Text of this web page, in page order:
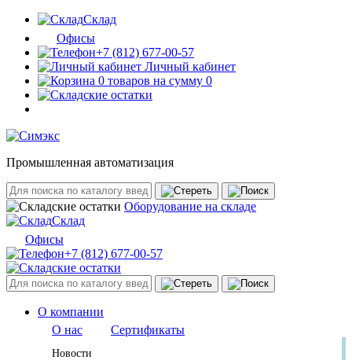
Склад
Офисы
+7 (812) 677-00-57
Личный кабинет
0 товаров на сумму 0
Промышленная автоматизация
Оборудование на складе
Склад
Офисы
+7 (812) 677-00-57
О компании
О нас
Сертификаты
Новости